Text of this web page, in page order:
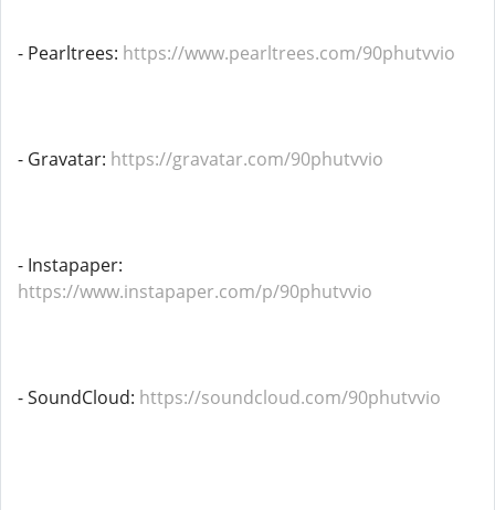
- Pearltrees: https://www.pearltrees.com/90phutvvio
- Gravatar: https://gravatar.com/90phutvvio
- Instapaper:
https://www.instapaper.com/p/90phutvvio
- SoundCloud: https://soundcloud.com/90phutvvio